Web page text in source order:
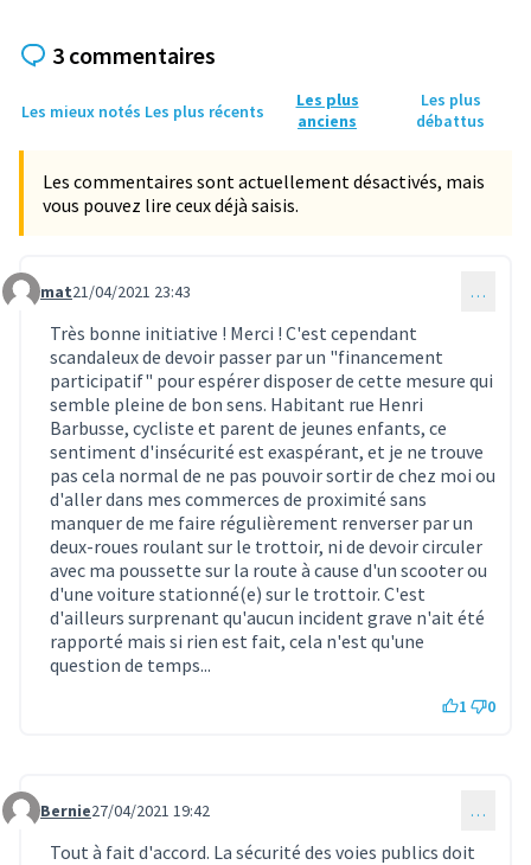
3 commentaires
Les mieux notés Les plus récents
Les plus
anciens
Les plus
débattus
Les commentaires sont actuellement désactivés, mais
vous pouvez lire ceux déjà saisis.
Commentaire 485
mat21/04/2021 23:43 …
Très bonne initiative ! Merci ! C'est cependant
scandaleux de devoir passer par un "financement
participatif" pour espérer disposer de cette mesure qui
semble pleine de bon sens. Habitant rue Henri
Barbusse, cycliste et parent de jeunes enfants, ce
sentiment d'insécurité est exaspérant, et je ne trouve
pas cela normal de ne pas pouvoir sortir de chez moi ou
d'aller dans mes commerces de proximité sans
manquer de me faire régulièrement renverser par un
deux-roues roulant sur le trottoir, ni de devoir circuler
avec ma poussette sur la route à cause d'un scooter ou
d'une voiture stationné(e) sur le trottoir. C'est
d'ailleurs surprenant qu'aucun incident grave n'ait été
rapporté mais si rien est fait, cela n'est qu'une
question de temps...
1 0
Commentaire 488
Bernie27/04/2021 19:42 …
Tout à fait d'accord. La sécurité des voies publics doit